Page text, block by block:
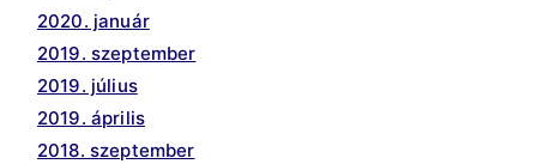
2020. január
2019. szeptember
2019. július
2019. április
2018. szeptember